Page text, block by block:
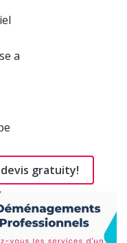
a
gratuity!